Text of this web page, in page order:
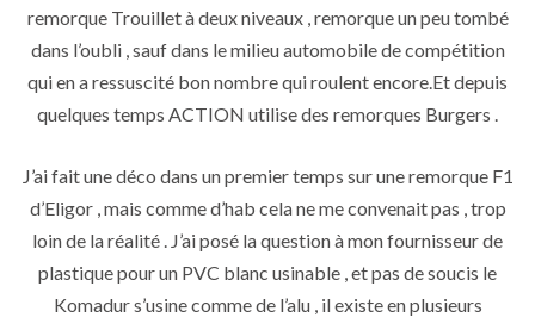
remorque Trouillet à deux niveaux , remorque un peu tombé
dans l’oubli , sauf dans le milieu automobile de compétition
qui en a ressuscité bon nombre qui roulent encore.Et depuis
quelques temps ACTION utilise des remorques Burgers .
J’ai fait une déco dans un premier temps sur une remorque F1
d’Eligor , mais comme d’hab cela ne me convenait pas , trop
loin de la réalité . J’ai posé la question à mon fournisseur de
plastique pour un PVC blanc usinable , et pas de soucis le
Komadur s’usine comme de l’alu , il existe en plusieurs